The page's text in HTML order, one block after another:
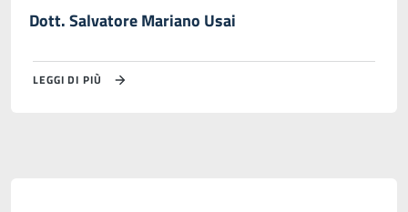
Dott. Salvatore Mariano Usai
LEGGI DI PIÙ